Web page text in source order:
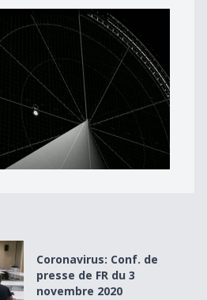
de FR du 3 novembre 2020
Coronavirus: Conf. de
presse de FR du 3
novembre 2020